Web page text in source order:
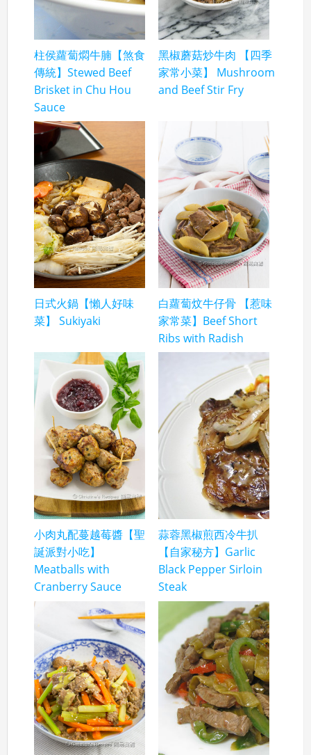
柱侯蘿蔔燜牛腩【煞食
傳統】Stewed Beef
Brisket in Chu Hou
Sauce
黑椒蘑菇炒牛肉 【四季
家常小菜】 Mushroom
and Beef Stir Fry
日式火鍋【懶人好味
菜】 Sukiyaki
白蘿蔔炆牛仔骨 【惹味
家常菜】Beef Short
Ribs with Radish
小肉丸配蔓越莓醬【聖
誕派對小吃】
Meatballs with
Cranberry Sauce
蒜蓉黑椒煎西冷牛扒
【自家秘方】Garlic
Black Pepper Sirloin
Steak